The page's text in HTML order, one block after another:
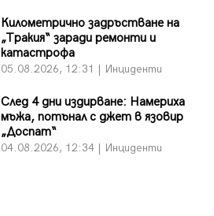
Километрично задръстване на
„Тракия“ заради ремонти и
катастрофа
05.08.2026, 12:31 | Инциденти
След 4 дни издирване: Намериха
мъжа, потънал с джет в язовир
„Доспат“
04.08.2026, 12:34 | Инциденти